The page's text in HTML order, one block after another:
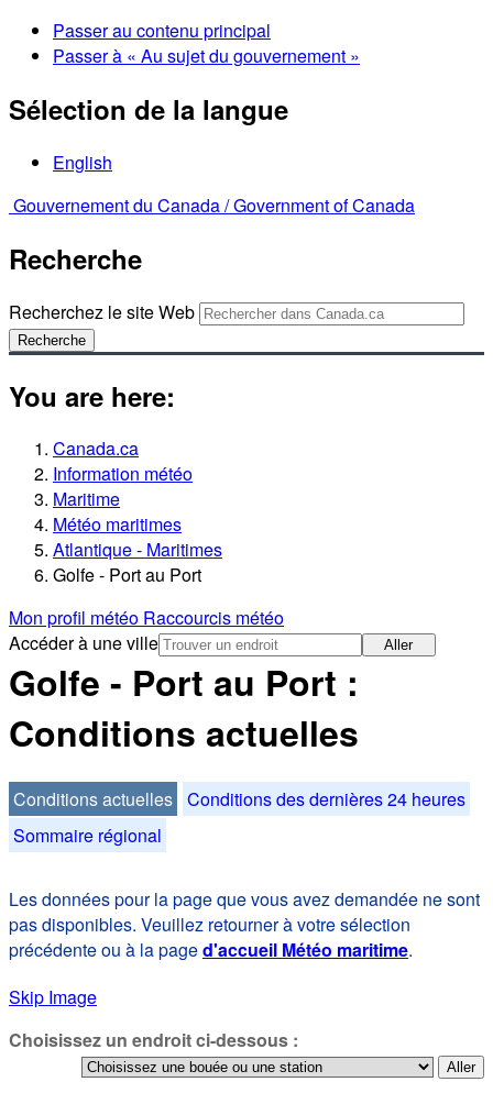
Passer au contenu principal
Passer à « Au sujet du gouvernement »
Sélection de la langue
English
Gouvernement du Canada /Government of Canada
Recherche
Recherchez le site Web
Recherche
You are here:
Canada.ca
Information météo
Maritime
Météo maritimes
Atlantique - Maritimes
Golfe - Port au Port
Mon profil météo Raccourcis météo
Accéder à une ville
Aller
Golfe - Port au Port :
Conditions actuelles
Conditions actuelles Conditions des dernières 24 heures
Sommaire régional
Les données pour la page que vous avez demandée ne sont
pas disponibles. Veuillez retourner à votre sélection
précédente ou à la paged'accueil Météo maritime.
Skip Image
Choisissez un endroit ci-dessous :